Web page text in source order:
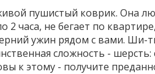
пушистый коврик. Она
2 часа, не бегает по
ужин рядом с вами. Ши-
сложность -
к этому - получите